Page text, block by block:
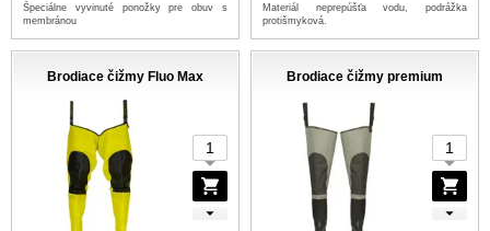
Špeciálne vyvinuté ponožky pre obuv s
membránou
Materiál neprepúšťa vodu, podrážka
protišmyková.
Brodiace čižmy Fluo Max Brodiace čižmy premium